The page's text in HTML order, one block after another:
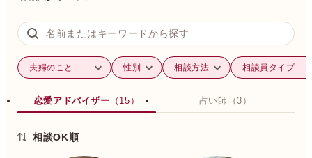
恋愛アドバイザー （15） 占い師 （3）
相談OK順